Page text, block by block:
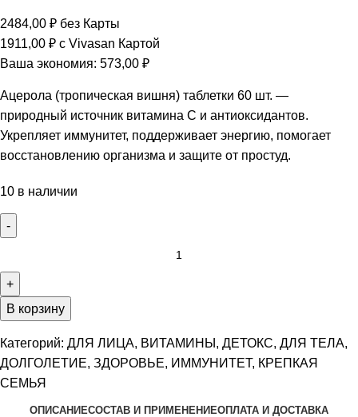
2484,00 ₽ без Карты
1911,00 ₽ с Vivasan Картой
Ваша экономия: 573,00 ₽
Ацерола (тропическая вишня) таблетки 60 шт. —
природный источник витамина C и антиоксидантов.
Укрепляет иммунитет, поддерживает энергию, помогает
восстановлению организма и защите от простуд.
10 в наличии
В корзину
Категорий: ДЛЯ ЛИЦА, ВИТАМИНЫ , ДЕТОКС, ДЛЯ ТЕЛА,
ДОЛГОЛЕТИЕ, ЗДОРОВЬЕ, ИММУНИТЕТ, КРЕПКАЯ
СЕМЬЯ
ОПИСАНИЕСОСТАВ И ПРИМЕНЕНИЕОПЛАТА И ДОСТАВКА